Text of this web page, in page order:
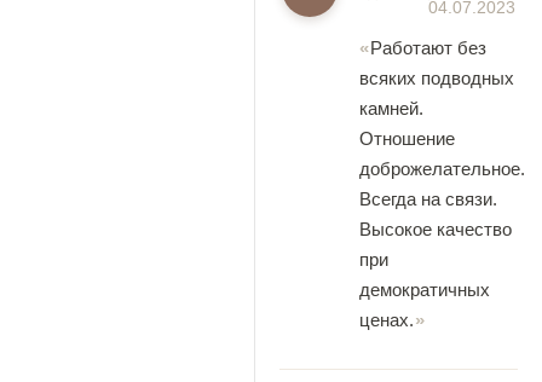
04.07.2023
Работают без
всяких подводных
камней.
Отношение
доброжелательное.
Всегда на связи.
Высокое качество
при
демократичных
ценах.